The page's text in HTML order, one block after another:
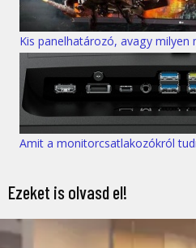
Kis panelhatározó, avagy milyen
Amit a monitorcsatlakozókról
Ezeket is olvasd el!